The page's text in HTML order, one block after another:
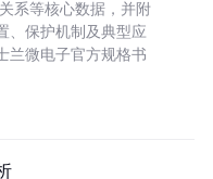
系等核心数据，并附
、保护机制及典型应
兰微电子官方规格书